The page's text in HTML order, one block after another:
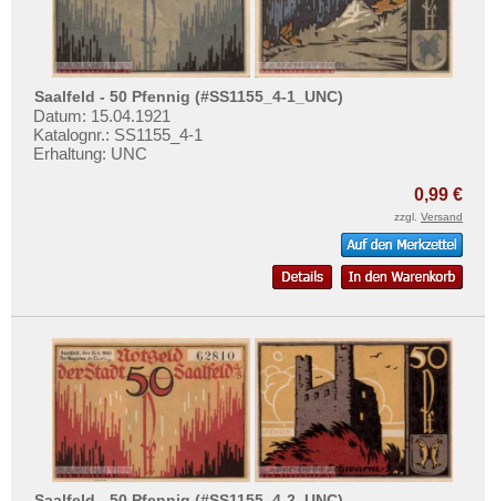
Schierke
Schildberg
Schkeuditz
Schleiz
Schliersee
Schönberg
Schönecken-Wetteldorf
Schopfheim
Schöppenstedt
Schötmar
Testbanknoten
Banknotenbriefe
Kataloge
Aufbewahrung
Gutscheine
Preislisten
Ankauf
Erhaltungsgrade
Gratisbanknoten
FAQ
Saalfeld - 50 Pfennig (#SS1155_4-1_UNC)
Datum: 15.04.1921
Katalognr.: SS1155_4-1
Erhaltung: UNC
0,99 €
zzgl. Versand